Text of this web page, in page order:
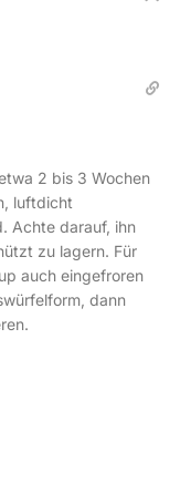
2 bis 3 Wochen
luftdicht
Achte darauf, ihn
zu lagern. Für
auch eingefroren
dann